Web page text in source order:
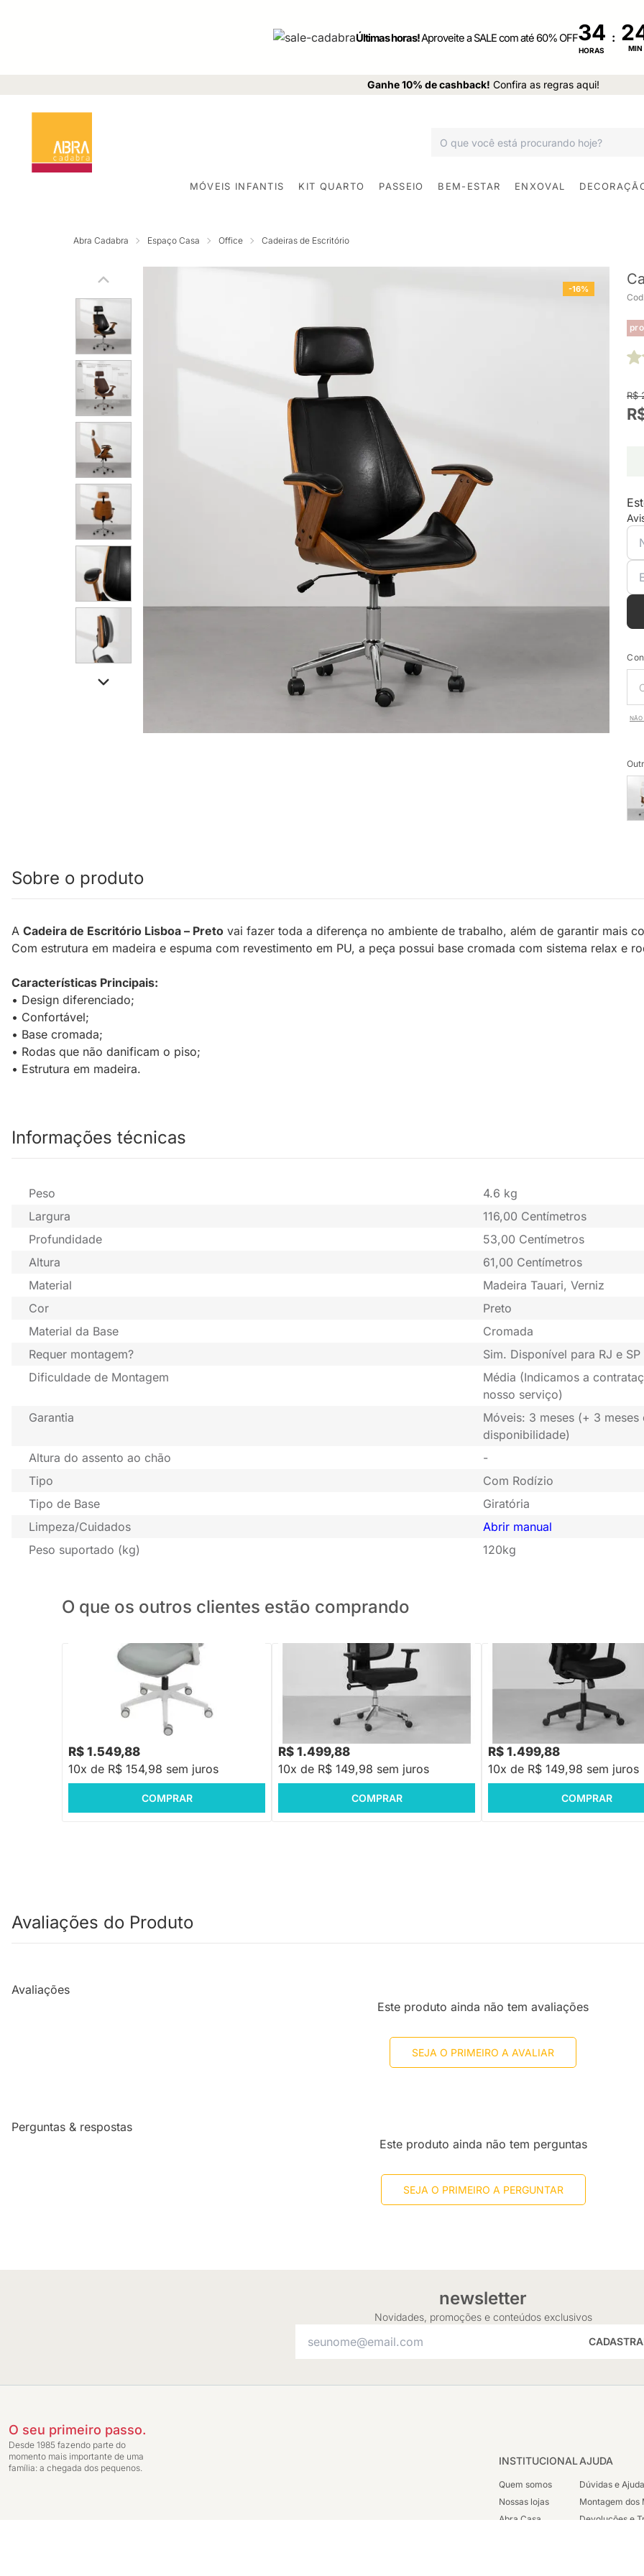
Últimas horas!Aproveite a SALE com até 60% OFF34
HORAS
:
MIN
Ganhe 10% de cashback! Confira as regras aqui!
MÓVEIS INFANTIS KIT QUARTO PASSEIO BEM-ESTAR ENXOVAL
Abra Cadabra Espaço Casa Office Cadeiras de Escritório
-16%
R$
NÃO
Sobre o produto
A Cadeira de Escritório Lisboa – Preto vai fazer toda a diferença no ambiente de trabalho, além de garantir mais
Com estrutura em madeira e espuma com revestimento em PU, a peça possui base cromada com sistema relax e
Características Principais:
• Design diferenciado;
• Confortável;
• Base cromada;
• Rodas que não danificam o piso;
• Estrutura em madeira.
Informações técnicas
Peso
4.6 kg
Largura
116,00 Centímetros
Profundidade
53,00 Centímetros
Altura
61,00 Centímetros
Material
Madeira Tauari, Verniz
Cor
Preto
Material da Base
Cromada
Requer montagem?
Sim. Disponível para RJ e
Dificuldade de Montagem
Média (Indicamos a
nosso serviço)
Garantia
Móveis: 3 meses (+ 3
disponibilidade)
Altura do assento ao chão
-
Tipo
Com Rodízio
Tipo de Base
Giratória
Limpeza/Cuidados
Abrir manual
Peso suportado (kg)
120kg
O que os outros clientes estão comprando
PRONTA ENTREGA
Cadeira de Escritório Kira Baixa - Cinza
R$ 1.549,88
10x de R$ 154,98 sem juros
COMPRAR
PRONTA ENTREGA
Cadeira de Escritório Saga - Preto
-28% Economize R$ 600
R$ 1.499,88
10x de R$ 149,98 sem juros
COMPRAR
PRONTA ENTREGA
Cadeira de Escritório Kira Alta -
Economize R$ 700
R$ 1.499,88
10x de R$ 149,98 sem juros
COMPRAR
Avaliações do Produto
Avaliações
Este produto ainda não tem avaliações
SEJA O PRIMEIRO A AVALIAR
Perguntas & respostas
Este produto ainda não tem perguntas
SEJA O PRIMEIRO A PERGUNTAR
newsletter
Novidades, promoções e conteúdos exclusivos
O seu primeiro passo.
Desde 1985 fazendo parte do
momento mais importante de uma
família: a chegada dos pequenos.
INSTITUCIONAL
Quem somos
Nossas lojas
Abra Casa
AJUDA
Dúvidas e
Montagem dos
Devoluções e